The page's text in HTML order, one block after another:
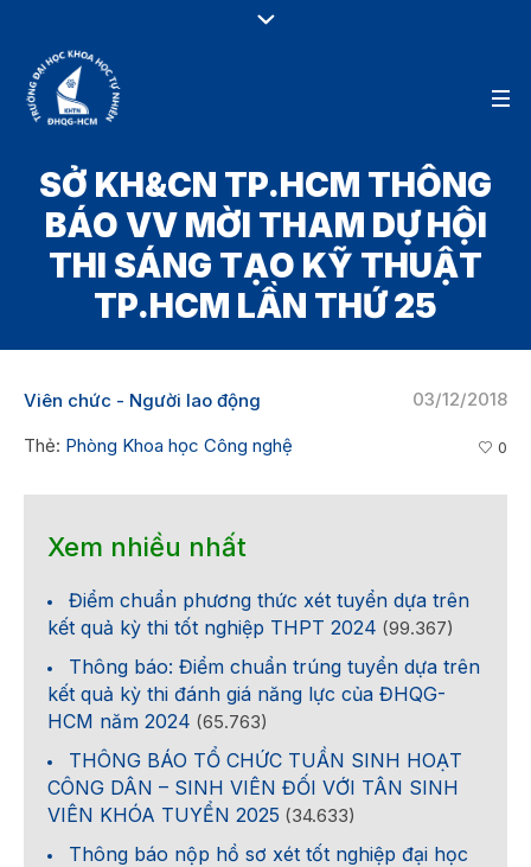
SỞ KH&CN TP.HCM THÔNG
BÁO VV MỜI THAM DỰ HỘI
THI SÁNG TẠO KỸ THUẬT
TP.HCM LẦN THỨ 25
03/12/2018
Viên chức - Người lao động
Thẻ: Phòng Khoa học Công nghệ 0
Xem nhiều nhất
Điểm chuẩn phương thức xét tuyển dựa trên
kết quả kỳ thi tốt nghiệp THPT 2024 (99.367)
Thông báo: Điểm chuẩn trúng tuyển dựa trên
kết quả kỳ thi đánh giá năng lực của ĐHQG-
HCM năm 2024 (65.763)
THÔNG BÁO TỔ CHỨC TUẦN SINH HOẠT
CÔNG DÂN – SINH VIÊN ĐỐI VỚI TÂN SINH
VIÊN KHÓA TUYỂN 2025 (34.633)
Thông báo nộp hồ sơ xét tốt nghiệp đại học